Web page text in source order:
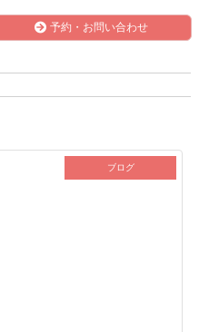
予約・お問い合わせ
ブログ